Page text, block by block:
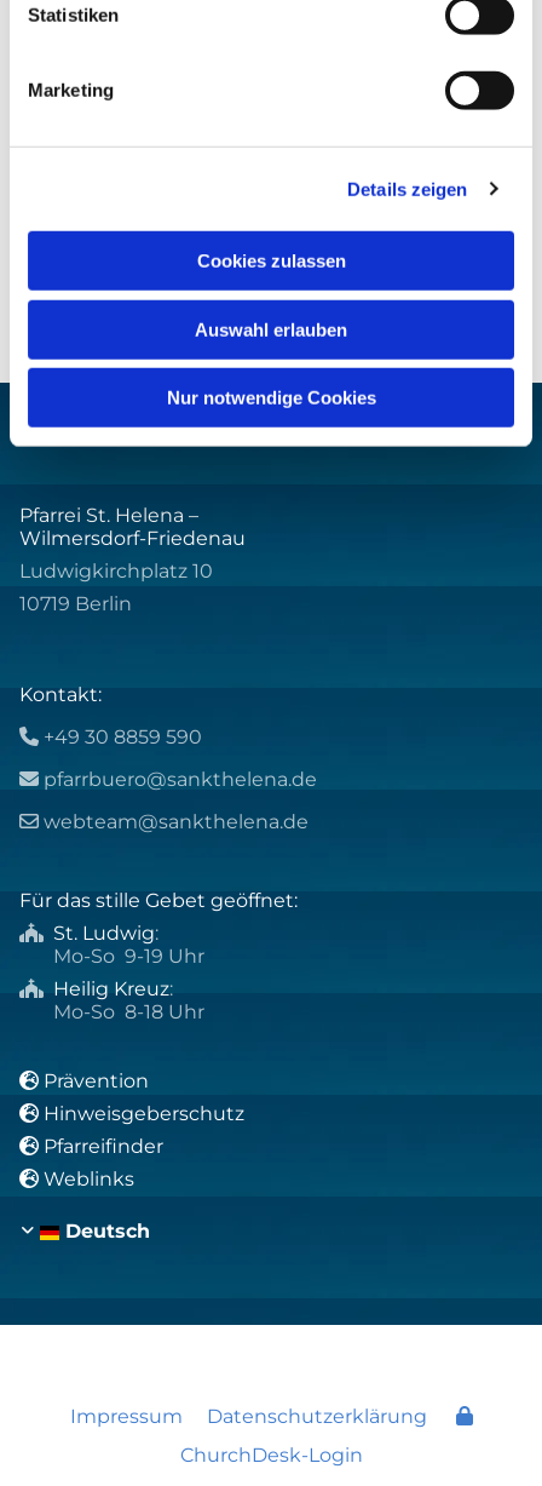
Statistiken
Marketing
Details zeigen
Cookies zulassen
Auswahl erlauben
Nur notwendige Cookies
Pfarrei St. Helena –
Wilmersdorf-Friedenau
Ludwigkirchplatz 10
10719 Berlin
Kontakt:
 +49 30 8859 590
 pfarrbuero@sankthelena.de
 webteam@sankthelena.de
Für das stille Gebet geöffnet:
 St. Ludwig:
Mo-So 9-19 Uhr
 Heilig Kreuz:
Mo-So 8-18 Uhr
 Prävention
 Hinweisgeberschutz
 Pfarreifinder
 Weblinks
Deutsch
Impressum
Datenschutzerklärung
ChurchDesk-Login